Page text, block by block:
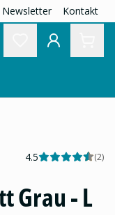
Newsletter Kontakt
4.5 (2)
Grau - L